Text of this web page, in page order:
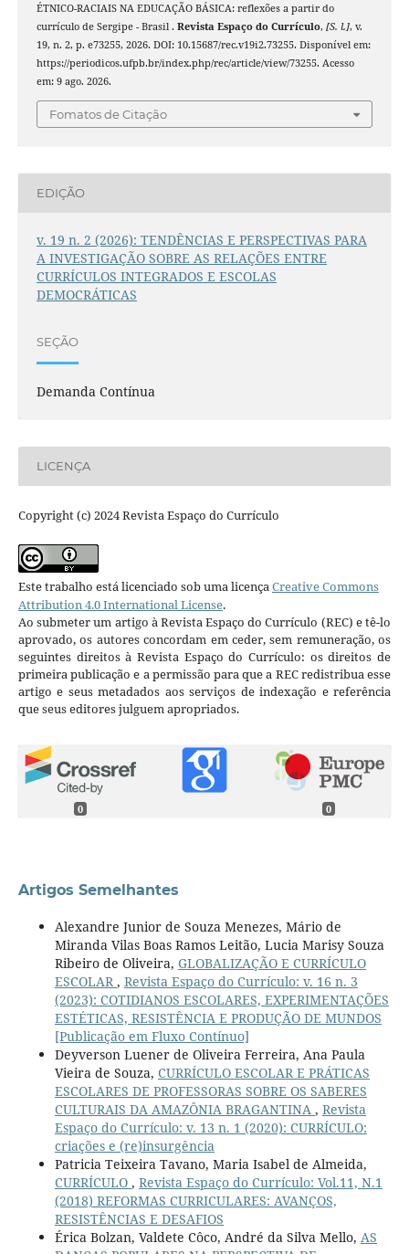
ÉTNICO-RACIAIS NA EDUCAÇÃO BÁSICA: reflexões a partir do
currículo de Sergipe - Brasil . Revista Espaço do Currículo, [S. l.], v.
19, n. 2, p. e73255, 2026. DOI: 10.15687/rec.v19i2.73255. Disponível em:
https://periodicos.ufpb.br/index.php/rec/article/view/73255. Acesso
em: 9 ago. 2026.
Fomatos de Citação
EDIÇÃO
v. 19 n. 2 (2026): TENDÊNCIAS E PERSPECTIVAS PARA
A INVESTIGAÇÃO SOBRE AS RELAÇÕES ENTRE
CURRÍCULOS INTEGRADOS E ESCOLAS
DEMOCRÁTICAS
SEÇÃO
Demanda Contínua
LICENÇA
Copyright (c) 2024 Revista Espaço do Currículo
Este trabalho está licenciado sob uma licençaCreative Commons
Attribution 4.0 International License.
Ao submeter um artigo à Revista Espaço do Currículo (REC) e tê-lo
aprovado, os autores concordam em ceder, sem remuneração, os
seguintes direitos à Revista Espaço do Currículo: os direitos de
primeira publicação e a permissão para que a REC redistribua esse
artigo e seus metadados aos serviços de indexação e referência
que seus editores julguem apropriados.
0 0
Artigos Semelhantes
Alexandre Junior de Souza Menezes, Mário de
Miranda Vilas Boas Ramos Leitão, Lucia Marisy Souza
Ribeiro de Oliveira, GLOBALIZAÇÃO E CURRÍCULO
ESCOLAR , Revista Espaço do Currículo: v. 16 n. 3
(2023): COTIDIANOS ESCOLARES, EXPERIMENTAÇÕES
ESTÉTICAS, RESISTÊNCIA E PRODUÇÃO DE MUNDOS
[Publicação em Fluxo Contínuo]
Deyverson Luener de Oliveira Ferreira, Ana Paula
Vieira de Souza, CURRÍCULO ESCOLAR E PRÁTICAS
ESCOLARES DE PROFESSORAS SOBRE OS SABERES
CULTURAIS DA AMAZÔNIA BRAGANTINA , Revista
Espaço do Currículo: v. 13 n. 1 (2020): CURRÍCULO:
criações e (re)insurgência
Patricia Teixeira Tavano, Maria Isabel de Almeida,
CURRÍCULO , Revista Espaço do Currículo: Vol.11, N.1
(2018) REFORMAS CURRICULARES: AVANÇOS,
RESISTÊNCIAS E DESAFIOS
Érica Bolzan, Valdete Côco, André da Silva Mello, AS